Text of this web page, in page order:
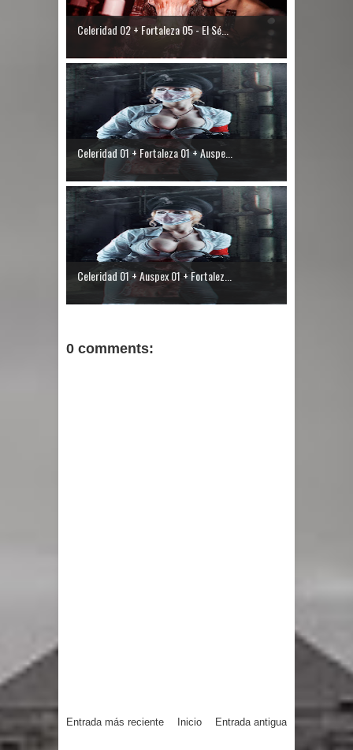
Celeridad 02 + Fortaleza 05 - El Sé...
Celeridad 01 + Fortaleza 01 + Auspe...
Celeridad 01 + Auspex 01 + Fortalez...
0 comments:
Entrada más reciente Entrada antigua
Inicio